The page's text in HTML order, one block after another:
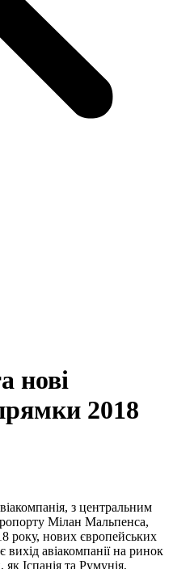
нові
2018
з центральним
Мілан Мальпенса,
року, нових європейських
авіакомпанії на ринок
Іспанія та Румунія,